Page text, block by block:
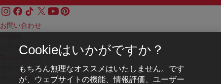
お問い合わせ
プライバシーポリシー
アクセシビリティ
プレス連絡先
Cookieはいかがですか？
もちろん無理なオススメはいたしません。です
が、ウェブサイトの機能、情報評価、ユーザー